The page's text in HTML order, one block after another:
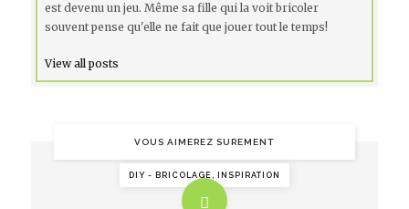
est devenu un jeu. Même sa fille qui la voit bricoler
souvent pense qu'elle ne fait que jouer tout le temps!
View all posts
VOUS AIMEREZ SUREMENT
DIY - BRICOLAGE, INSPIRATION